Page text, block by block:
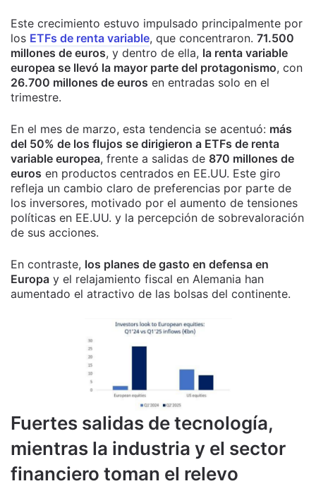
Este crecimiento estuvo impulsado principalmente por
los ETFs de renta variable, que concentraron. 71.500
millones de euros, y dentro de ella, la renta variable
europea se llevó la mayor parte del protagonismo, con
26.700 millones de euros en entradas solo en el
trimestre.
En el mes de marzo, esta tendencia se acentuó: más
del 50% de los flujos se dirigieron a ETFs de renta
variable europea, frente a salidas de 870 millones de
euros en productos centrados en EE.UU. Este giro
refleja un cambio claro de preferencias por parte de
los inversores, motivado por el aumento de tensiones
políticas en EE.UU. y la percepción de sobrevaloración
de sus acciones.
En contraste, los planes de gasto en defensa en
Europa y el relajamiento fiscal en Alemania han
aumentado el atractivo de las bolsas del continente.
Fuertes salidas de tecnología,
mientras la industria y el sector
financiero toman el relevo